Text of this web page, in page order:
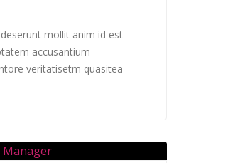
mollit anim id est
accusantium
veritatisetm quasitea